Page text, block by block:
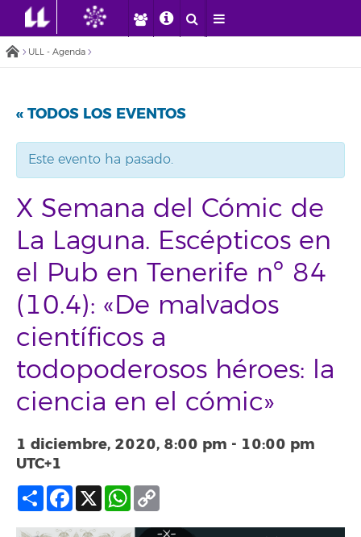
ULL - Agenda
« TODOS LOS EVENTOS
Este evento ha pasado.
X Semana del Cómic de
La Laguna. Escépticos en
el Pub en Tenerife nº 84
(10.4): «De malvados
científicos a
todopoderosos héroes: la
ciencia en el cómic»
1 diciembre, 2020, 8:00 pm - 10:00 pm
UTC+1
Compartir
Facebook
X WhatsApp